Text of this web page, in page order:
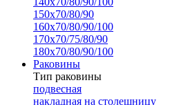
150х70/80/90
160х70/80/90/100
170х70/75/80/90
180х70/80/90/100
Раковины
Тип раковины
подвесная
накладная на столешницу